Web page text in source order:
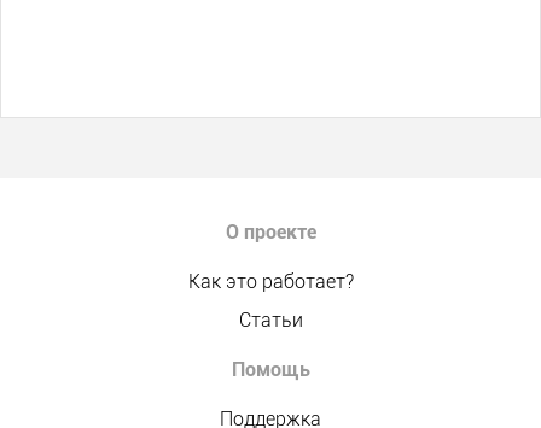
О проекте
Как это работает?
Статьи
Помощь
Поддержка